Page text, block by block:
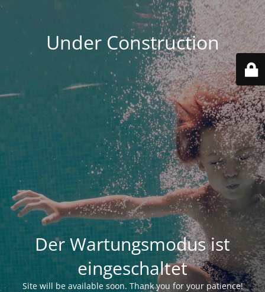
Under Construction
Der Wartungsmodus ist
eingeschaltet
Site will be available soon. Thank you for your patience!